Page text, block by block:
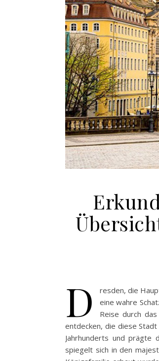
D
resden, die
eine wahre
Reise durch
entdecken, die diese
Jahrhunderts und prägte
spiegelt sich in den